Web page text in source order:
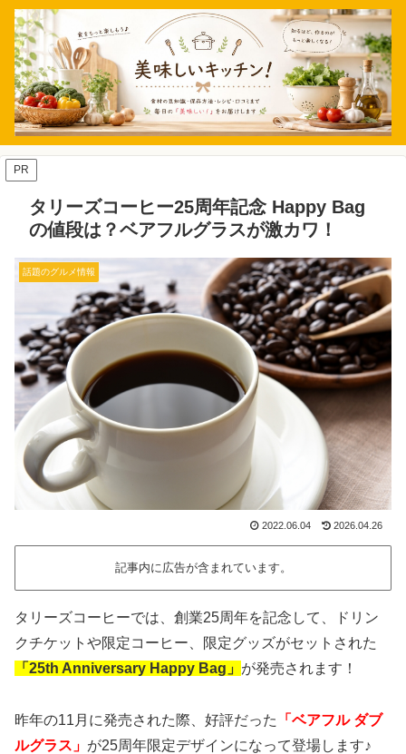
PR
タリーズコーヒー25周年記念 Happy Bag
の値段は？ベアフルグラスが激カワ！
話題のグルメ情報
2022.06.04 2026.04.26
記事内に広告が含まれています。
タリーズコーヒーでは、創業25周年を記念して、ドリン
クチケットや限定コーヒー、限定グッズがセットされた
「25th Anniversary Happy Bag」 が発売されます！
昨年の11月に発売された際、好評だった
「ベアフル ダブ
ルグラス」 が25周年限定デザインになって登場します♪